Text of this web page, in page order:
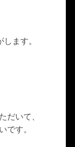
ます。
だいて、
です。